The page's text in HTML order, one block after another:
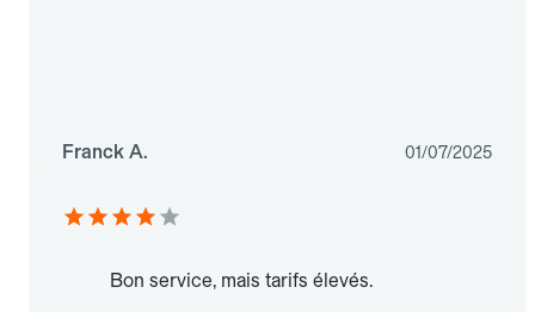
Franck A. 01/07/2025
Bon service, mais tarifs élevés.